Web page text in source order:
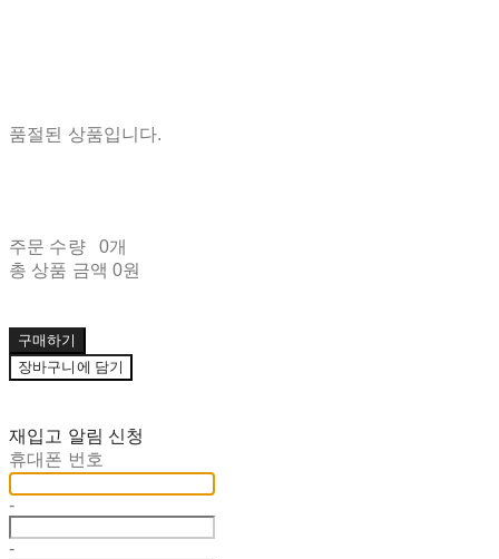
품절된 상품입니다.
주문 수량
0개
총 상품 금액 0원
구매하기
장바구니에 담기
재입고 알림 신청
휴대폰 번호
-
-